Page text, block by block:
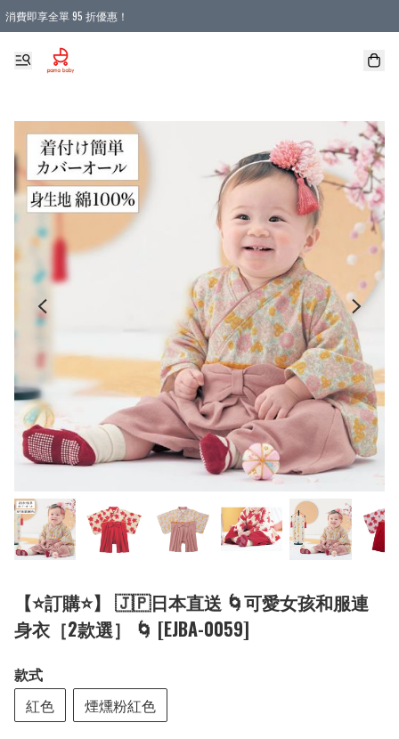
消費即享全單 95 折優惠！
購物滿 HKD 900.00即享免運費優惠！（適用於 本地送貨、本地取貨 )
【⭐訂購⭐】 🇯🇵日本直送 🌀可愛女孩和服連
身衣［2款選］ 🌀 [EJBA-0059]
款式
紅色
煙燻粉紅色